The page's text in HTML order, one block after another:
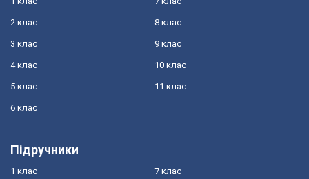
2 клас
3 клас
4 клас
5 клас
6 клас
8 клас
9 клас
10 клас
11 клас
Підручники
1 клас 7 клас